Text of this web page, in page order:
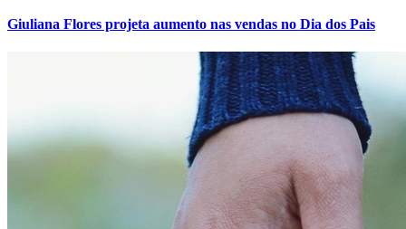
Giuliana Flores projeta aumento nas vendas no Dia dos Pais